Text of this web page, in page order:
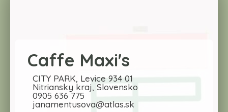
Caffe Maxi's
CITY PARK, Levice 934 01
Nitriansky kraj, Slovensko
0905 636 775
janamentusova@atlas.sk